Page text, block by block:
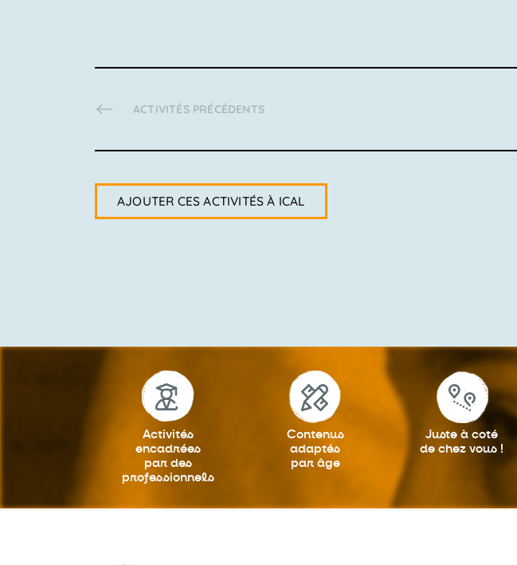
ACTIVITÉSPRÉCÉDENTS
AJOUTER CES ACTIVITÉS À ICAL
Activités
encadrées
par des
professionnels
Contenus
adaptés
par âge
Juste à coté
de chez vous !